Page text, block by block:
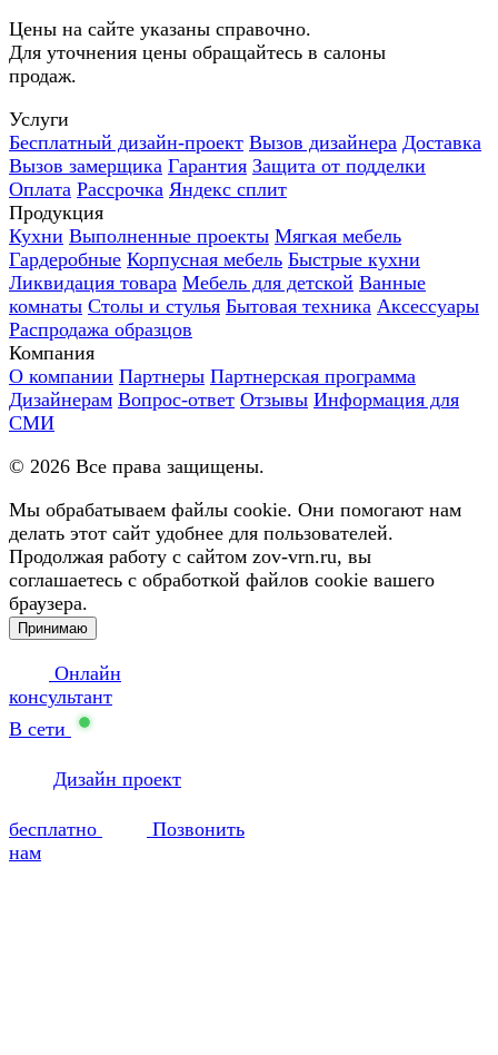
Цены на сайте указаны справочно.
Для уточнения цены обращайтесь в салоны
продаж.
Услуги
Бесплатный дизайн-проект Вызов дизайнера Доставка
Вызов замерщика Гарантия Защита от подделки
Оплата Рассрочка Яндекс сплит
Продукция
Кухни Выполненные проекты Мягкая мебель
Гардеробные Корпусная мебель Быстрые кухни
Ликвидация товара Мебель для детской Ванные
комнаты Столы и стулья Бытовая техника Аксессуары
Распродажа образцов
Компания
О компании Партнеры Партнерская программа
Дизайнерам Вопрос-ответ Отзывы Информация для
СМИ
© 2026 Все права защищены.
Мы обрабатываем файлы cookie. Они помогают нам
делать этот сайт удобнее для пользователей.
Продолжая работу с сайтом zov-vrn.ru, вы
соглашаетесь с обработкой файлов cookie вашего
браузера.
Принимаю
Онлайн
консультант
В сети
Дизайн проект
бесплатно
Позвонить
нам